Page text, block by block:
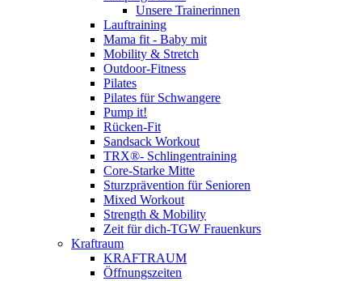
Unsere Trainerinnen
Lauftraining
Mama fit - Baby mit
Mobility & Stretch
Outdoor-Fitness
Pilates
Pilates für Schwangere
Pump it!
Rücken-Fit
Sandsack Workout
TRX®- Schlingentraining
Core-Starke Mitte
Sturzprävention für Senioren
Mixed Workout
Strength & Mobility
Zeit für dich-TGW Frauenkurs
Kraftraum
KRAFTRAUM
Öffnungszeiten